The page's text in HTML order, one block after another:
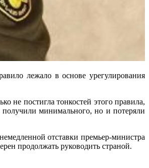
лежало в основе урегулирования
не постигла тонкостей этого правила,
получили минимального, но и потеряли
отставки премьер-министра
продолжать руководить страной.